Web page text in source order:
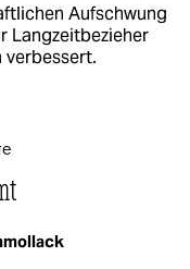
Aufschwung
Langzeitbezieher
verbessert.